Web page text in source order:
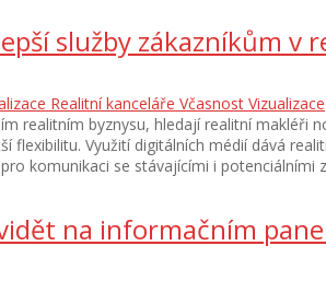
služby zákazníkům v
Realitní kanceláře Včasnost Vizualizace
realitním byznysu, hledají realitní makléři
flexibilitu. Využití digitálních médií dává
komunikaci se stávajícími i potenciálními
na informačním